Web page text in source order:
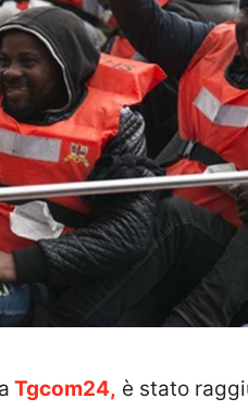
Tgcom24, è stato